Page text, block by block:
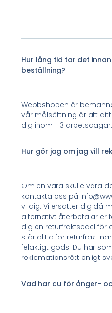
Hur lång tid tar det
beställning?
Webbshopen är
vår målsättning är att ditt
dig inom 1-3 arbetsdagar.
Hur gör jag om jag vill
Om en vara skulle vara
kontakta oss på
vi dig. Vi ersätter dig då
alternativt återbetalar er
dig en returfraktsedel för
står alltid för returfrakt
felaktigt gods. Du har
reklamationsrätt enligt
Vad har du för ånger-